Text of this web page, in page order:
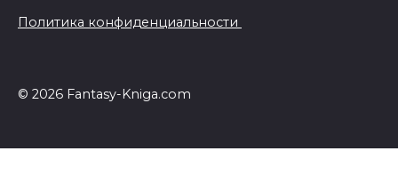
Политика конфиденциальности
© 2026 Fantasy-Kniga.com